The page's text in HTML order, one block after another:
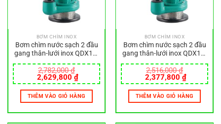
BƠM CHÌM INOX
Bơm chìm nước sạch 2 đầu
gang thân-lưới inox QDX10-
2,782,000₫
Giá
gốc
là:
2,782,000 ₫.
2,629,800 ₫Giá
hiện
tại
là:
2,629,800 ₫.
THÊM VÀO GIỎ HÀNG
BƠM CHÌM INOX
Bơm chìm nước sạch 2 đầu
gang thân-lưới inox QDX15-
2,516,000₫
Giá
gốc
là:
2,516,000 ₫.
2,377,800 ₫Giá
hiện
tại
là:
THÊM VÀO GIỎ HÀNG